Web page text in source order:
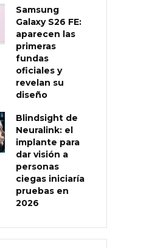
Samsung
Galaxy S26 FE:
aparecen las
primeras
fundas
oficiales y
revelan su
diseño
Blindsight de
Neuralink: el
implante para
dar visión a
personas
ciegas iniciaría
pruebas en
2026